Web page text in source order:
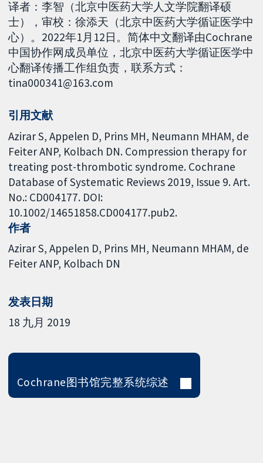
译者：李智（北京中医药大学人文学院翻译硕
士），审校：徐添天（北京中医药大学循证医学中
心）。2022年1月12日。简体中文翻译由Cochrane
中国协作网成员单位，北京中医药大学循证医学中
心翻译传播工作组负责，联系方式：
tina000341@163.com
引用文献
Azirar S, Appelen D, Prins MH, Neumann MHAM, de
Feiter ANP, Kolbach DN. Compression therapy for
treating post-thrombotic syndrome. Cochrane
Database of Systematic Reviews 2019, Issue 9. Art.
No.: CD004177. DOI:
10.1002/14651858.CD004177.pub2.
作者
Azirar S Appelen D Prins MH Neumann MHAM de
Feiter ANP Kolbach DN
发表日期
18 九月 2019
Cochrane图书馆完整系统综述